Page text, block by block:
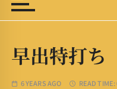
n
早出特打ち
6 YEARS AGO READ TIME: